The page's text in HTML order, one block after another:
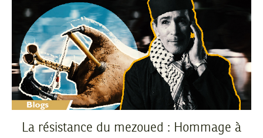
La résistance du mezoued : Hommage à